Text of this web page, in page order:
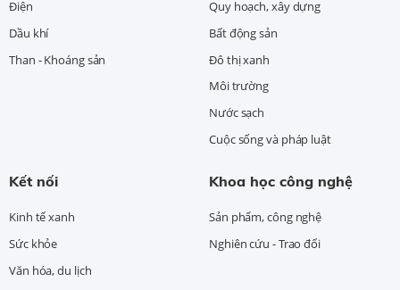
Điện
Dầu khí
Than - Khoáng sản
Quy hoạch, xây dựng
Bất động sản
Đô thị xanh
Môi trường
Nước sạch
Cuộc sống và pháp luật
Kết nối
Kinh tế xanh
Sức khỏe
Văn hóa, du lịch
Khoa học công nghệ
Sản phẩm, công nghệ
Nghiên cứu - Trao đổi